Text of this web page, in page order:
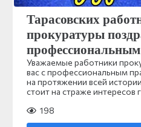
Тарасовских
прокуратуры
Уважаемые работники
вас с профессиональным
на протяжении всей
стоит на страже интересов
198